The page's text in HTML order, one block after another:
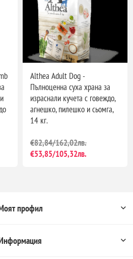
Althea Adult Dog -
Пълноценна суха храна за
израснали кучета с говеждо,
агнешко, пилешко и сьомга,
14 кг.
€82,84/162,02лв.
€53,85/105,32лв.
профил